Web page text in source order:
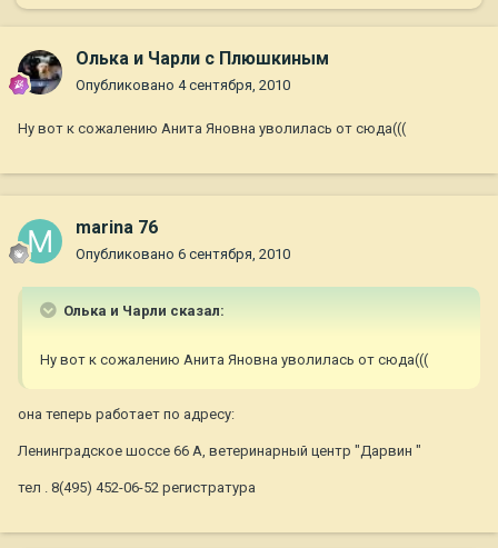
Олька и Чарли с Плюшкиным
Опубликовано 4 сентября, 2010
Ну вот к сожалению Анита Яновна уволилась от сюда(((
marina 76
Опубликовано 6 сентября, 2010
Олька и Чарли сказал:
Ну вот к сожалению Анита Яновна уволилась от сюда(((
она теперь работает по адресу:
Ленинградское шоссе 66 А, ветеринарный центр "Дарвин "
тел . 8(495) 452-06-52 регистратура